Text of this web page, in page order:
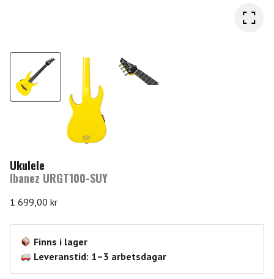
Ukulele
Ibanez URGT100-SUY
1 699,00 kr
Finns i lager
Leveranstid: 1–3 arbetsdagar